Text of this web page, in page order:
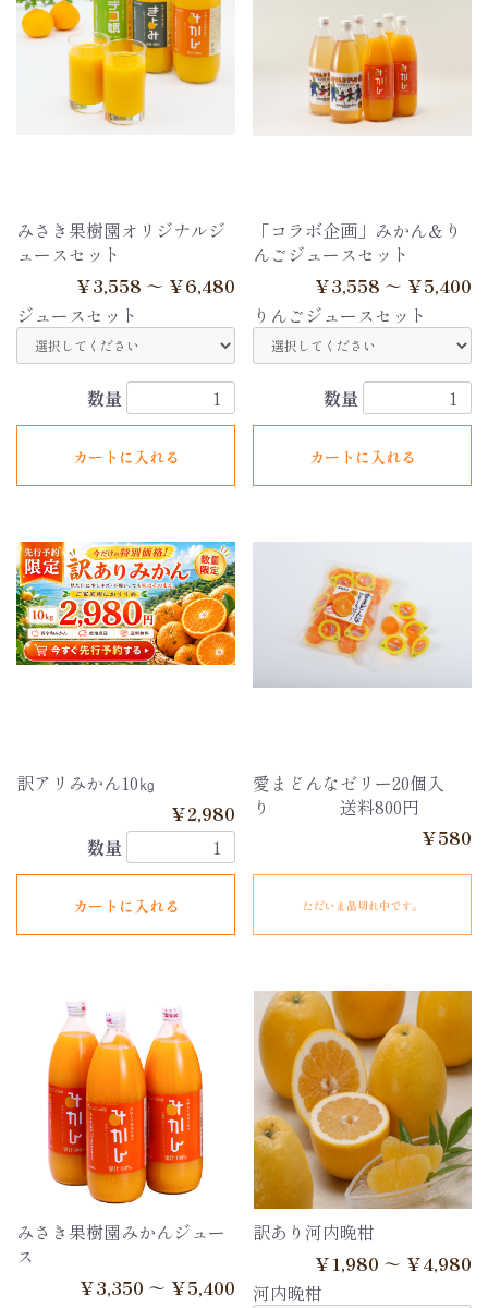
みさき果樹園オリジナルジ
ュースセット
￥3,558 ～ ￥6,480
ジュースセット
数量
カートに入れる
「コラボ企画」みかん＆り
んごジュースセット
￥3,558 ～ ￥5,400
りんごジュースセット
数量
カートに入れる
訳アリみかん10㎏
￥2,980
数量
カートに入れる
愛まどんなゼリー20個入
り 送料800円
￥580
ただいま品切れ中です。
みさき果樹園みかんジュー
ス
￥3,350 ～ ￥5,400
訳あり河内晩柑
￥1,980 ～ ￥4,980
河内晩柑